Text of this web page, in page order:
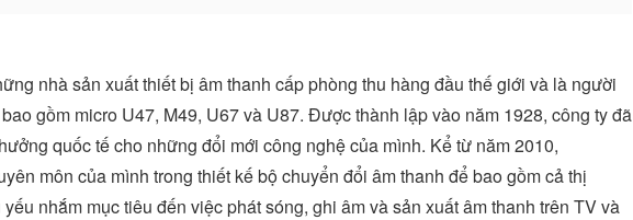
nhà sản xuất thiết bị âm thanh cấp phòng thu hàng đầu thế giới và là người
gồm micro U47, M49, U67 và U87. Được thành lập vào năm 1928, công ty đã
quốc tế cho những đổi mới công nghệ của mình. Kể từ năm 2010,
môn của mình trong thiết kế bộ chuyển đổi âm thanh để bao gồm cả thị
nhắm mục tiêu đến việc phát sóng, ghi âm và sản xuất âm thanh trên TV và